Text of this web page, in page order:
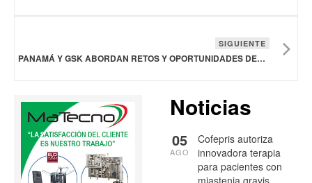
SIGUIENTE
PANAMÁ Y GSK ABORDAN RETOS Y OPORTUNIDADES DEL COMERCIO INTERNACIONAL DE MEDICAMENTOS
Noticias
Cofepris autoriza
innovadora terapia
para pacientes con
miastenia gravis
05
AGO